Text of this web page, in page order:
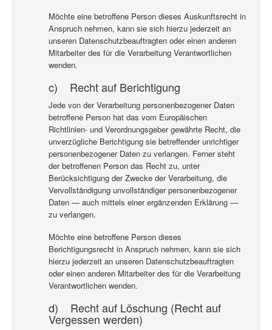
Möchte eine betroffene Person dieses Auskunftsrecht in
Anspruch nehmen, kann sie sich hierzu jederzeit an
unseren Datenschutzbeauftragten oder einen anderen
Mitarbeiter des für die Verarbeitung Verantwortlichen
wenden.
c) Recht auf Berichtigung
Jede von der Verarbeitung personenbezogener Daten
betroffene Person hat das vom Europäischen
Richtlinien- und Verordnungsgeber gewährte Recht, die
unverzügliche Berichtigung sie betreffender unrichtiger
personenbezogener Daten zu verlangen. Ferner steht
der betroffenen Person das Recht zu, unter
Berücksichtigung der Zwecke der Verarbeitung, die
Vervollständigung unvollständiger personenbezogener
Daten — auch mittels einer ergänzenden Erklärung —
zu verlangen.
Möchte eine betroffene Person dieses
Berichtigungsrecht in Anspruch nehmen, kann sie sich
hierzu jederzeit an unseren Datenschutzbeauftragten
oder einen anderen Mitarbeiter des für die Verarbeitung
Verantwortlichen wenden.
d) Recht auf Löschung (Recht auf
Vergessen werden)